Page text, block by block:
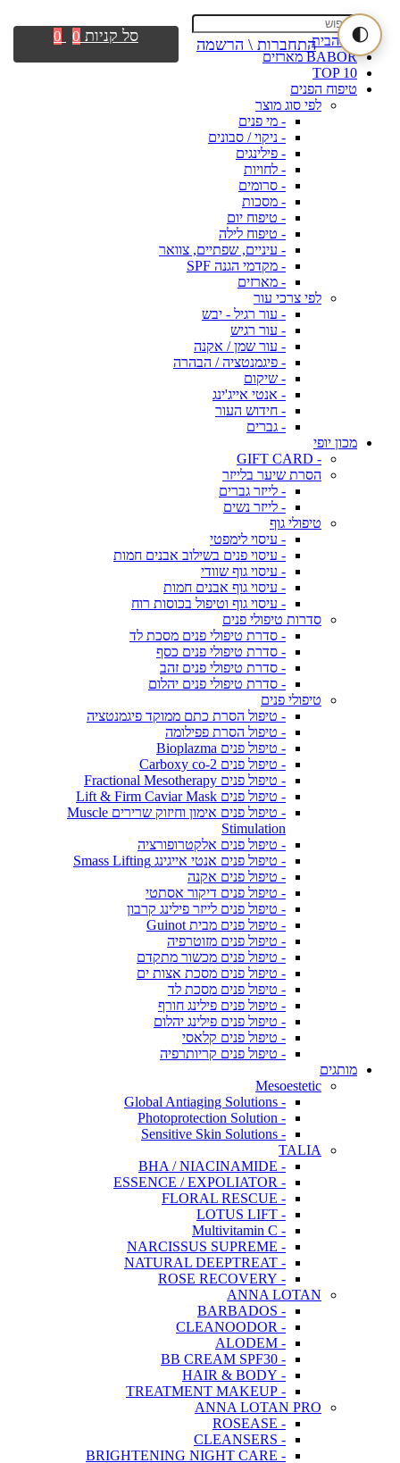
🌓דף הבית
BABOR מארזים
TOP 10
טיפוח הפנים
לפי סוג מוצר
- מי פנים
- ניקוי / סבונים
- פילינגים
- לחויות
- סרומים
- מסכות
- טיפוח יום
- טיפוח לילה
- עיניים, שפתיים, צוואר
- מקדמי הגנה SPF
- מארזים
לפי צרכי עור
- עור רגיל - יבש
- עור רגיש
- עור שמן / אקנה
- פיגמנטציה / הבהרה
- שיקום
- אנטי אייג'ינג
- חידוש העור
- גברים
מכון יופי
- GIFT CARD
הסרת שיער בלייזר
- לייזר גברים
- לייזר נשים
טיפולי גוף
- עיסוי לימפטי
- עיסוי פנים בשילוב אבנים חמות
- עיסוי גוף שוודי
- עיסוי גוף אבנים חמות
- עיסוי גוף וטיפול בכוסות רוח
סדרות טיפולי פנים
- סדרת טיפולי פנים מסכת לד
- סדרת טיפולי פנים כסף
- סדרת טיפולי פנים זהב
- סדרת טיפולי פנים יהלום
טיפולי פנים
- טיפול הסרת כתם ממוקד פיגמנטציה
- טיפול הסרת פפילומה
- טיפול פנים Bioplazma
- טיפול פנים Carboxy co-2
- טיפול פנים Fractional Mesotherapy
- טיפול פנים Lift & Firm Caviar Mask
- טיפול פנים אימון וחיזוק שרירים Muscle
Stimulation
- טיפול פנים אלקטרופורציה
- טיפול פנים אנטי אייגינג Smass Lifting
- טיפול פנים אקנה
- טיפול פנים דיקור אסתטי
- טיפול פנים לייזר פילינג קרבון
- טיפול פנים מבית Guinot
- טיפול פנים מזוטרפיה
- טיפול פנים מכשור מתקדם
- טיפול פנים מסכת אצות ים
- טיפול פנים מסכת לד
- טיפול פנים פילינג חורף
- טיפול פנים פילינג יהלום
- טיפול פנים קלאסי
- טיפול פנים קריותרפיה
מותגים
Mesoestetic
- Global Antiaging Solutions
- Photoprotection Solution
- Sensitive Skin Solutions
TALIA
- BHA / NIACINAMIDE
- ESSENCE / EXPOLIATOR
- FLORAL RESCUE
- LOTUS LIFT
- Multivitamin C
- NARCISSUS SUPREME
- NATURAL DEEPTREAT
- ROSE RECOVERY
ANNA LOTAN
- BARBADOS
- CLEANOODOR
- ALODEM
- BB CREAM SPF30
- HAIR & BODY
- TREATMENT MAKEUP
ANNA LOTAN PRO
- ROSEASE
- CLEANSERS
- BRIGHTENING NIGHT CARE
התחברות \ הרשמה סל קניות 0
0